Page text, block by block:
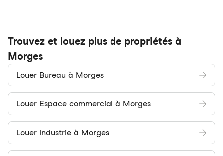
Trouvez et louez plus de propriétés à
Morges
Louer Bureau à Morges
Louer Espace commercial à Morges
Louer Industrie à Morges